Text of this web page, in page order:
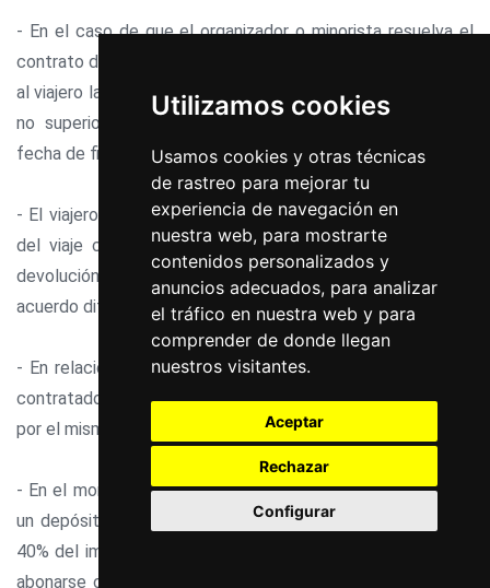
Utilizamos cookies
Usamos cookies y otras técnicas
de rastreo para mejorar tu
experiencia de navegación en
nuestra web, para mostrarte
contenidos personalizados y
anuncios adecuados, para analizar
el tráfico en nuestra web y para
comprender de donde llegan
nuestros visitantes.
Aceptar
Rechazar
Configurar
- En el caso de que el organizador o minorista resuelva el
contrato de viaje combinado, deberá devolver o reembolsar
al viajero las cantidades ya pagas por el mismo, en un plazo
no superior a catorce días naturales a contar desde la
fecha de finalización del viaje combinado.
- El viajero que no se presente a la hora prevista de salida
del viaje combinado contratado, no tendrá derecho a la
devolución de cantidad alguna abonada, salgo que exista
acuerdo diferente entre las partes.
- En relación con el seguro contra gastos de cancelación
contratado por el viajero, en ningún caso la prima abonada
por el mismo será reembolsable.
- En el momento de la reserva, LA AGENCIA podrá requerir
un depósito a cuenta que en ningún caso será superior al
40% del importe de la reserva. El importe restante deberá
abonarse contra la entrega de la documentación del viaje,